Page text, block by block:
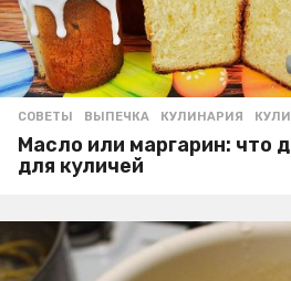
СОВЕТЫ ВЫПЕЧКА ,КУЛИНАРИЯ ,
Масло или маргарин: что
для куличей